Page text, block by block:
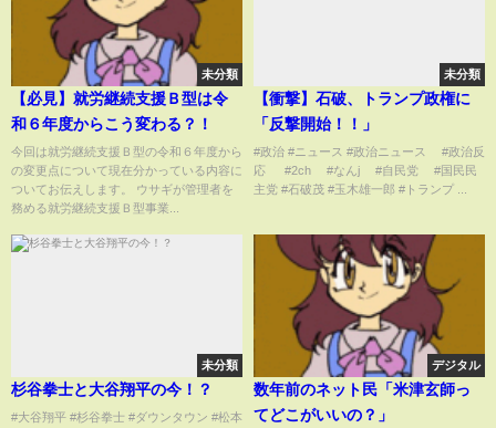
未分類
【必見】就労継続支援Ｂ型は令
和６年度からこう変わる？！
今回は就労継続支援Ｂ型の令和６年度から
の変更点について現在分かっている内容に
ついてお伝えします。 ウサギが管理者を
務める就労継続支援Ｂ型事業...
未分類
【衝撃】石破、トランプ政権に
「反撃開始！！」
#政治 #ニュース #政治ニュース #政治反
応 #2ch #なんj #自民党 #国民民
主党 #石破茂 #玉木雄一郎 #トランプ ...
未分類
杉谷拳士と大谷翔平の今！？
#大谷翔平 #杉谷拳士 #ダウンタウン #松本
デジタル
数年前のネット民「米津玄師っ
てどこがいいの？」